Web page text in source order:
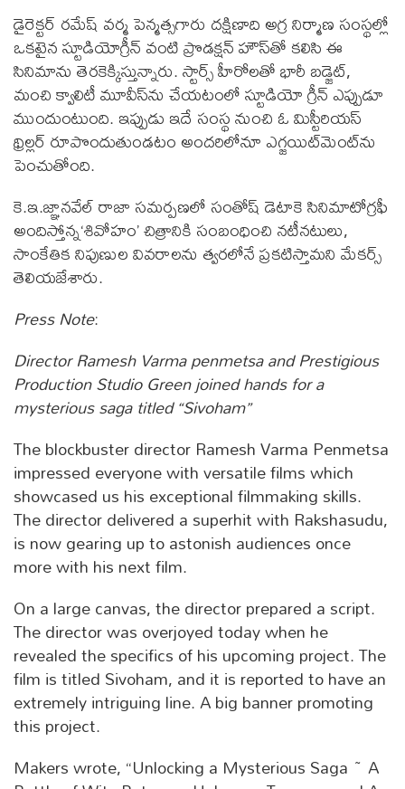
డైరెక్టర్ ర‌మేష్ వ‌ర్మ పెన్మ‌త్స‌గారు ద‌క్షిణాది అగ్ర నిర్మాణ సంస్థ‌ల్లో
ఒక‌టైన స్టూడియోగ్రీన్ వంటి ప్రొడ‌క్ష‌న్ హౌస్‌తో క‌లిసి ఈ
సినిమాను తెర‌కెక్కిస్తున్నారు. స్టార్స్ హీరోల‌తో భారీ బ‌డ్జెట్‌,
మంచి క్వాలిటీ మూవీస్‌ను చేయ‌టంలో స్టూడియో గ్రీన్ ఎప్పుడూ
ముందుంటుంది. ఇప్పుడు ఇదే సంస్థ నుంచి ఓ మిస్టీరియ‌స్
థ్రిల్ల‌ర్ రూపొందుతుండ‌టం అంద‌రిలోనూ ఎగ్జ‌యిట్‌మెంట్‌ను
పెంచుతోంది.
కె.ఇ.జ్ఞాన‌వేల్ రాజా స‌మ‌ర్ప‌ణ‌లో సంతోష్ డెటాకె సినిమాటోగ్ర‌ఫీ
అందిస్తోన్న‘శివోహం’ చిత్రానికి సంబంధించి న‌టీన‌టులు,
సాంకేతిక నిపుణుల వివ‌రాల‌ను త్వ‌ర‌లోనే ప్ర‌క‌టిస్తామ‌ని మేక‌ర్స్
తెలియ‌జేశారు.
Press Note:
Director Ramesh Varma penmetsa and Prestigious
Production Studio Green joined hands for a
mysterious saga titled “Sivoham”
The blockbuster director Ramesh Varma Penmetsa
impressed everyone with versatile films which
showcased us his exceptional filmmaking skills.
The director delivered a superhit with Rakshasudu,
is now gearing up to astonish audiences once
more with his next film.
On a large canvas, the director prepared a script.
The director was overjoyed today when he
revealed the specifics of his upcoming project. The
film is titled Sivoham, and it is reported to have an
extremely intriguing line. A big banner promoting
this project.
Makers wrote, “Unlocking a Mysterious Saga ~ A